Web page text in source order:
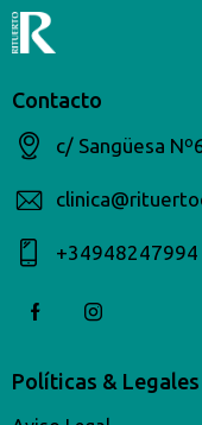
Contacto
c/ Sangüesa
+34948247994​
Políticas & Legales